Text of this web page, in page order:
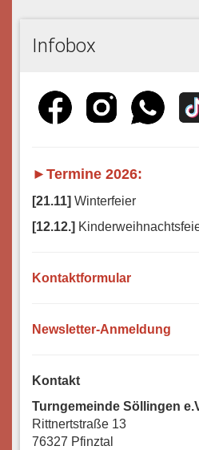
Infobox
►Termine 2026:
[21.11] Winterfeier
[12.12.]
Kontaktformular
Newsletter-Anmeldung
Kontakt
Turngemeinde Söllingen
Rittnertstraße 13
76327 Pfinztal